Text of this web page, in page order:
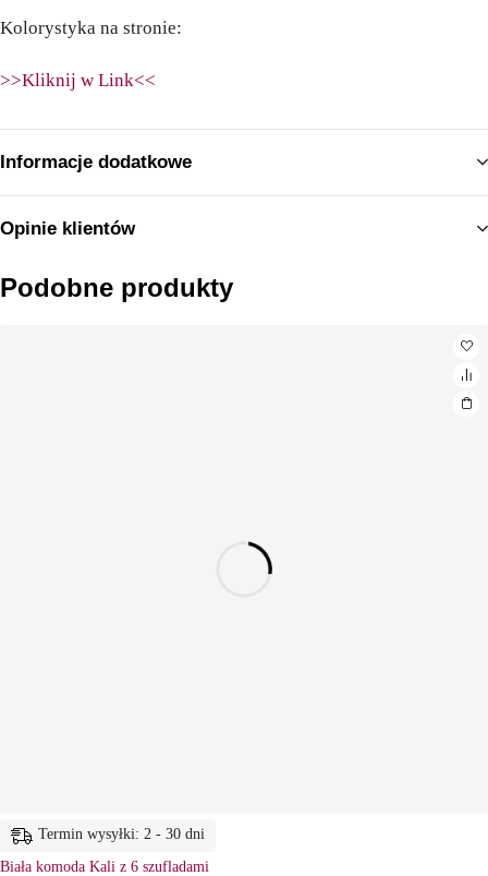
Kolorystyka na stronie:
>>Kliknij w Link<<
Informacje dodatkowe
Opinie klientów
Podobne produkty
Termin wysyłki: 2 - 30 dni
Biała komoda Kali z 6 szufladami